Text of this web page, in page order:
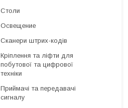
Столи
Освещение
Сканери штрих-кодів
Кріплення та ліфти для
побутової та цифрової
техніки
Приймачі та передавачі
сигналу